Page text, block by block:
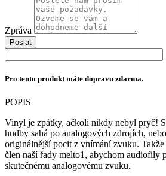
Zpráva
Poslat
Pro tento produkt máte dopravu zdarma.
POPIS
Vinyl je zpátky, ačkoli nikdy nebyl pryč!
hudby sahá po analogových zdrojích,
originálnější pocit z vnímání zvuku.
člen naší řady melto1, abychom
skutečnému analogovému zvuku.